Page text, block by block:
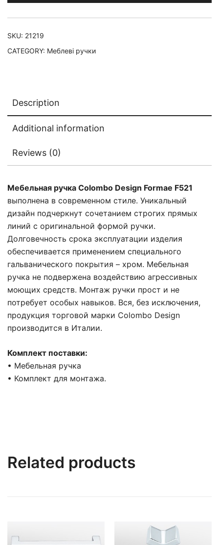
SKU: 21219
CATEGORY: Меблеві ручки
Description
Additional information
Reviews (0)
Мебельная ручка Colombo Design Formae F521
выполнена в современном стиле. Уникальный
дизайн подчеркнут сочетанием строгих прямых
линий с оригинальной формой ручки.
Долговечность срока эксплуатации изделия
обеспечивается применением специального
гальванического покрытия – хром. Мебельная
ручка не подвержена воздействию агрессивных
моющих средств. Монтаж ручки прост и не
потребует особых навыков. Вся, без исключения,
продукция торговой марки Colombo Design
производится в Италии.
Комплект поставки:
• Мебельная ручка
• Комплект для монтажа.
Related products